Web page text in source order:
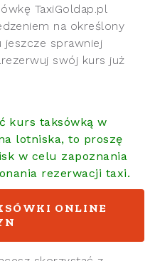
TaxiGoldap.pl
na określony
jeszcze sprawniej
swój kurs już
kurs taksówką w
lotniska, to proszę
w celu zapoznania
rezerwacji taxi.
ONLINE